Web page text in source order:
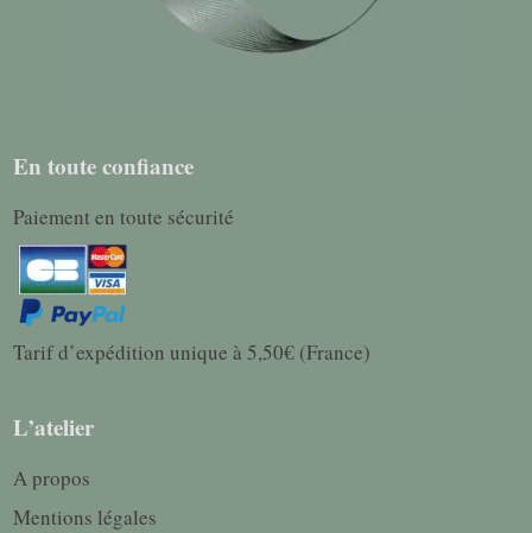
En toute confiance
Paiement en toute sécurité
Tarif d’expédition unique à 5,50€ (France)
L’atelier
A propos
Mentions légales